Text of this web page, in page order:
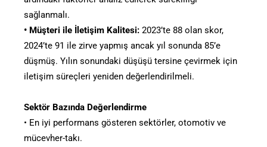
sağlanmalı.
• Müşteri ile İletişim Kalitesi: 2023’te 88 olan skor,
2024’te 91 ile zirve yapmış ancak yıl sonunda 85’e
düşmüş. Yılın sonundaki düşüşü tersine çevirmek için
iletişim süreçleri yeniden değerlendirilmeli.
Sektör Bazında Değerlendirme
• En iyi performans gösteren sektörler, otomotiv ve
mücevher-takı.